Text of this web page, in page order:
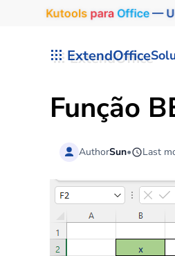
Kutools para Office—
ExtendOffice
Função
AuthorSun• Last